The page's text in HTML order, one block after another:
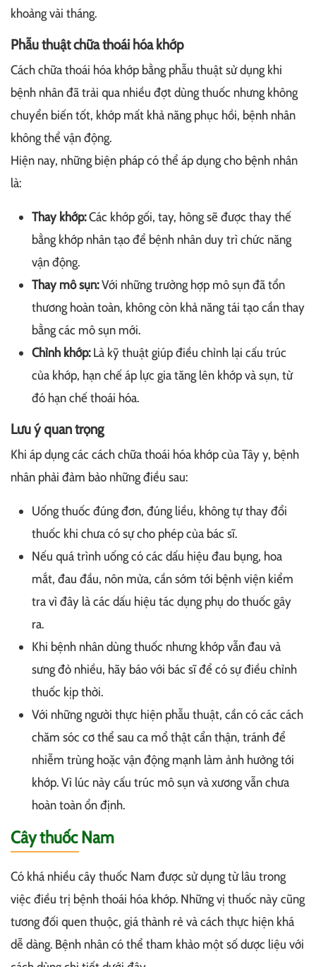
khoảng vài tháng.
Phẫu thuật chữa thoái hóa khớp
Cách chữa thoái hóa khớp bằng phẫu thuật sử dụng khi
bệnh nhân đã trải qua nhiều đợt dùng thuốc nhưng không
chuyển biến tốt, khớp mất khả năng phục hồi, bệnh nhân
không thể vận động.
Hiện nay, những biện pháp có thể áp dụng cho bệnh nhân
là:
Thay khớp:Các khớp gối, tay, hông sẽ được thay thế
bằng khớp nhân tạo để bệnh nhân duy trì chức năng
vận động.
Thay mô sụn:Với những trường hợp mô sụn đã tổn
thương hoàn toàn, không còn khả năng tái tạo cần thay
bằng các mô sụn mới.
Chỉnh khớp:Là kỹ thuật giúp điều chỉnh lại cấu trúc
của khớp, hạn chế áp lực gia tăng lên khớp và sụn, từ
đó hạn chế thoái hóa.
Lưu ý quan trọng
Khi áp dụng các cách chữa thoái hóa khớp của Tây y, bệnh
nhân phải đảm bảo những điều sau:
Uống thuốc đúng đơn, đúng liều, không tự thay đổi
thuốc khi chưa có sự cho phép của bác sĩ.
Nếu quá trình uống có các dấu hiệu đau bụng, hoa
mắt, đau đầu, nôn mửa, cần sớm tới bệnh viện kiểm
tra vì đây là các dấu hiệu tác dụng phụ do thuốc gây
ra.
Khi bệnh nhân dùng thuốc nhưng khớp vẫn đau và
sưng đỏ nhiều, hãy báo với bác sĩ để có sự điều chỉnh
thuốc kịp thời.
Với những người thực hiện phẫu thuật, cần có các cách
chăm sóc cơ thể sau ca mổ thật cẩn thận, tránh để
nhiễm trùng hoặc vận động mạnh làm ảnh hưởng tới
khớp. Vì lúc này cấu trúc mô sụn và xương vẫn chưa
hoàn toàn ổn định.
Cây thuốc Nam
Có khá nhiều cây thuốc Nam được sử dụng từ lâu trong
việc điều trị bệnh thoái hóa khớp. Những vị thuốc này cũng
tương đối quen thuộc, giá thành rẻ và cách thực hiện khá
dễ dàng. Bệnh nhân có thể tham khảo một số dược liệu với